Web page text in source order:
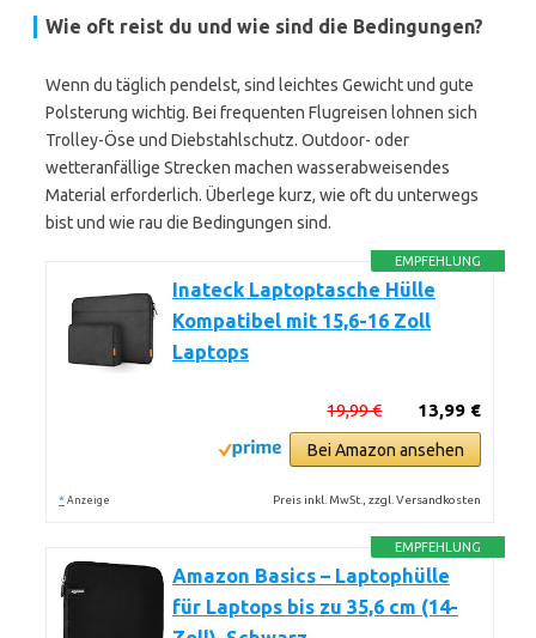
Wie oft reist du und wie sind die Bedingungen?
Wenn du täglich pendelst, sind leichtes Gewicht und gute
Polsterung wichtig. Bei frequenten Flugreisen lohnen sich
Trolley-Öse und Diebstahlschutz. Outdoor- oder
wetteranfällige Strecken machen wasserabweisendes
Material erforderlich. Überlege kurz, wie oft du unterwegs
bist und wie rau die Bedingungen sind.
EMPFEHLUNG
Inateck Laptoptasche Hülle
Kompatibel mit 15,6-16 Zoll
Laptops
13,99 €
19,99 €
Bei Amazon ansehen
* Anzeige Preis inkl. MwSt., zzgl. Versandkosten
EMPFEHLUNG
Amazon Basics – Laptophülle
für Laptops bis zu 35,6 cm (14-